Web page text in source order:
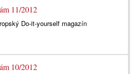
11/2012
Do-it-yourself magazín
10/2012